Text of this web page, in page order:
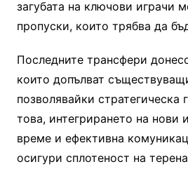
загубата на ключови играчи
пропуски, които трябва да
Последните трансфери
които допълват
позволявайки стратегическа
това, интегрирането на нови
време и ефективна
осигури сплотеност на